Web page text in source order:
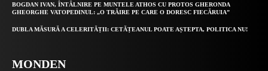
BOGDAN IVAN, ÎNTÂLNIRE PE MUNTELE ATHOS CU PROTOS GHERONDA
GHEORGHE VATOPEDINUL: „O TRĂIRE PE CARE O DORESC FIECĂRUIA”
DUBLA MĂSURĂ A CELERITĂȚII: CETĂȚEANUL POATE AȘTEPTA, POLITICA NU!
MONDEN